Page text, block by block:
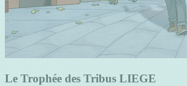
Le Trophée des Tribus LIEGE